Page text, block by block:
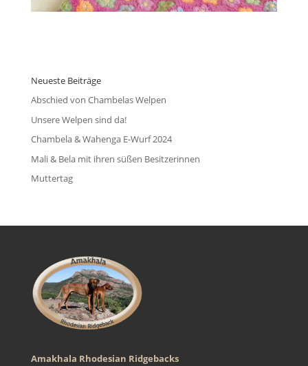
Neueste Beiträge
Abschied von Chambelas Welpen
Unsere Welpen sind da!
Chambela & Wahenga E-Wurf 2024
Mali & Bela mit ihren süßen Besitzerinnen
Muttertag
Amakhala Rhodesian Ridgebacks